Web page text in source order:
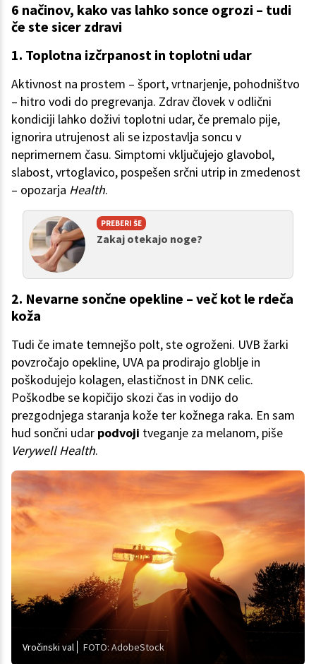
6 načinov, kako vas lahko sonce ogrozi – tudi
če ste sicer zdravi
1. Toplotna izčrpanost in toplotni udar
Aktivnost na prostem – šport, vrtnarjenje, pohodništvo
– hitro vodi do pregrevanja. Zdrav človek v odlični
kondiciji lahko doživi toplotni udar, če premalo pije,
ignorira utrujenost ali se izpostavlja soncu v
neprimernem času. Simptomi vključujejo glavobol,
slabost, vrtoglavico, pospešen srčni utrip in zmedenost
– opozarja Health.
PREBERI ŠE
Zakaj otekajo noge?
2. Nevarne sončne opekline – več kot le rdeča
koža
Tudi če imate temnejšo polt, ste ogroženi. UVB žarki
povzročajo opekline, UVA pa prodirajo globlje in
poškodujejo kolagen, elastičnost in DNK celic.
Poškodbe se kopičijo skozi čas in vodijo do
prezgodnjega staranja kože ter kožnega raka. En sam
hud sončni udar podvoji tveganje za melanom, piše
Verywell Health.
Vročinski val FOTO: AdobeStock